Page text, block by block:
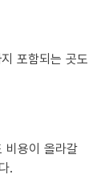
포함되는 곳도
비용이 올라갈
.